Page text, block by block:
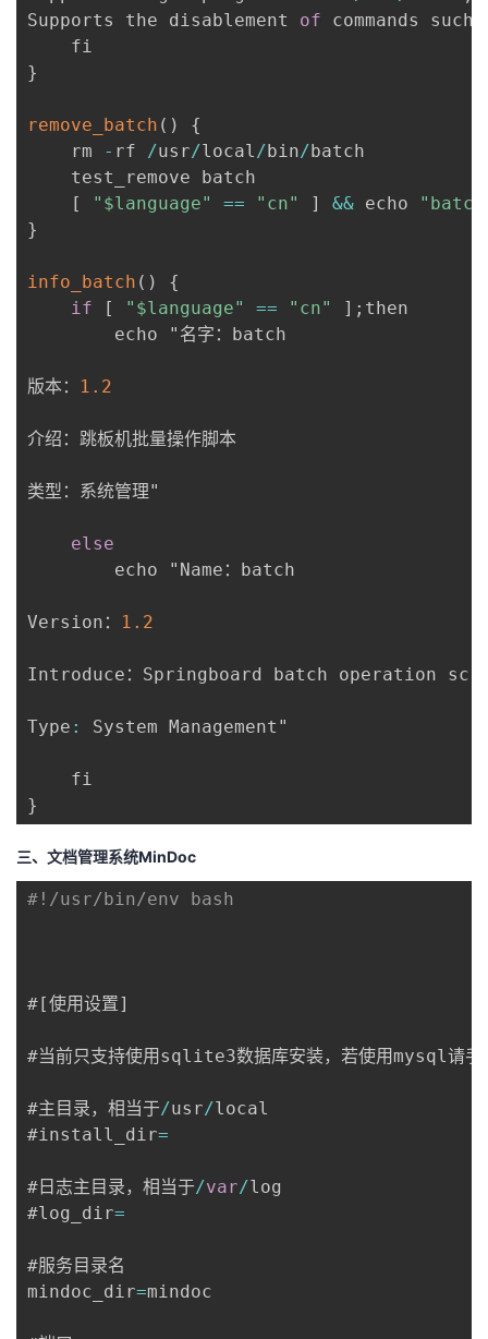
Supports the disablement of commands such
}
remove_batch ( )
{
	rm
- rf /usr/local/bin/batch
[
"$language" == "cn" ] && echo
"batch
}
info_batch ( )
{
if
[ "$language" == "cn" ] ; then
版本： 1.2
介绍：跳板机批量操作脚本
类型：系统管理"
else
Version： 1.2
Introduce：Springboard batch operation
Type : System Management"
}
三、文档管理系统MinDoc
#!/usr/bin/env bash
#[使用设置]
#当前只支持使用sqlite3数据库安装，若使用mysql请手
#主目录，相当于/usr/local
#install_dir=
#日志主目录，相当于/var/log
#log_dir=
#服务目录名
mindoc_dir=mindoc